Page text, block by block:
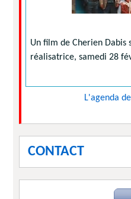
Un film de Cherien Dabis
réalisatrice, samedi 28
L'agenda
CONTACT